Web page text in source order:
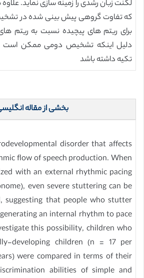
لکنت زبان رشدی را زمینه سازی نماید.
که تفاوت گروهی پیش بینی شده در
برای ریتم های پیچیده نسبت به ریتم
دلیل اینکه تشخیص دومی ممکن است
تکیه داشته باشد
بخشی از مقاله
disorder that affects
flow of speech production. When
with an external rhythmic pacing
even severe stuttering can be
suggesting that people who stutter
an internal rhythm to pace
this possibility, children who
developing children (n = 17 per
were compared in terms of their
abilities of simple and